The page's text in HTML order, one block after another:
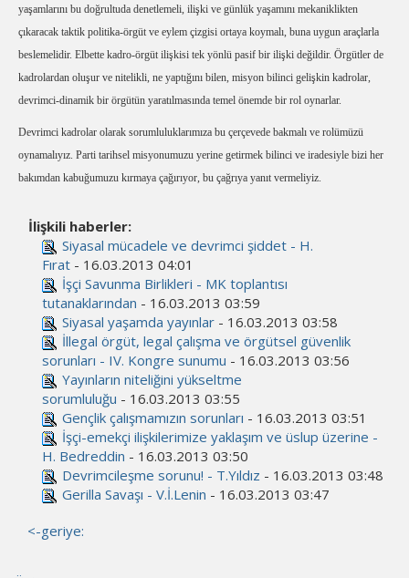
yaşamlarını bu doğrultuda denetlemeli, ilişki ve günlük yaşamını mekaniklikten
çıkaracak taktik politika-örgüt ve eylem çizgisi ortaya koymalı, buna uygun araçlarla
beslemelidir. Elbette kadro-örgüt ilişkisi tek yönlü pasif bir ilişki değildir. Örgütler de
kadrolardan oluşur ve nitelikli, ne yaptığını bilen, misyon bilinci gelişkin kadrolar,
devrimci-dinamik bir örgütün yaratılmasında temel önemde bir rol oynarlar.
Devrimci kadrolar olarak sorumluluklarımıza bu çerçevede bakmalı ve rolümüzü
oynamalıyız. Parti tarihsel misyonumuzu yerine getirmek bilinci ve iradesiyle bizi her
bakımdan kabuğumuzu kırmaya çağırıyor, bu çağrıya yanıt vermeliyiz.
İlişkili haberler:
Siyasal mücadele ve devrimci şiddet - H.
Fırat - 16.03.2013 04:01
İşçi Savunma Birlikleri - MK toplantısı
tutanaklarından - 16.03.2013 03:59
Siyasal yaşamda yayınlar - 16.03.2013 03:58
İllegal örgüt, legal çalışma ve örgütsel güvenlik
sorunları - IV. Kongre sunumu - 16.03.2013 03:56
Yayınların niteliğini yükseltme
sorumluluğu - 16.03.2013 03:55
Gençlik çalışmamızın sorunları - 16.03.2013 03:51
İşçi-emekçi ilişkilerimize yaklaşım ve üslup üzerine -
H. Bedreddin - 16.03.2013 03:50
Devrimcileşme sorunu! - T.Yıldız - 16.03.2013 03:48
Gerilla Savaşı - V.İ.Lenin - 16.03.2013 03:47
<-geriye: